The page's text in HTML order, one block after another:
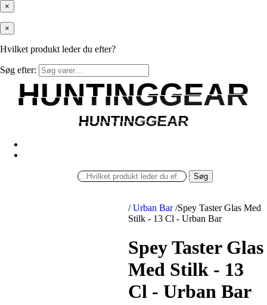
×
×
Hvilket produkt leder du efter?
Søg efter:
HUNTINGGEAR
HUNTINGGEAR
HUNTINGGEAR
HUNTINGGEAR
Søg
/ Urban Bar /Spey Taster Glas Med
Stilk - 13 Cl - Urban Bar
Spey Taster Glas
Med Stilk - 13
Cl - Urban Bar